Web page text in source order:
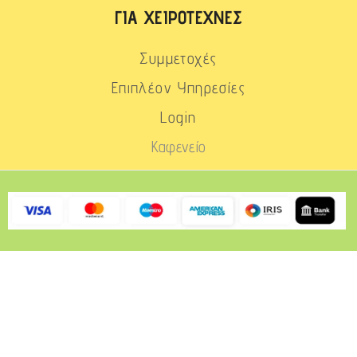
ΓΙΑ ΧΕΙΡΟΤΈΧΝΕΣ
Συμμετοχές
Επιπλέον Υπηρεσίες
Login
Καφενείο